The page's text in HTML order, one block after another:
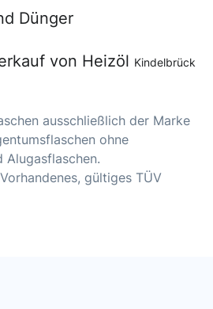
Dünger
von Heizöl Kindelbrück
ausschließlich der Marke
ohne
Alugasflaschen.
gültiges TÜV